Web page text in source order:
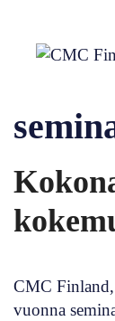
CMC
vuonna